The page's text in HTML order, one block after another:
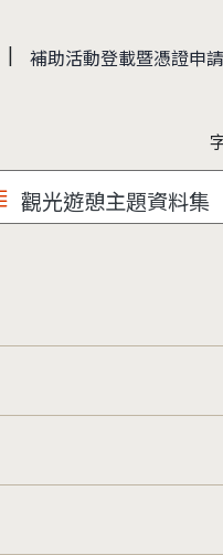
| 補助活動登載暨憑證申請
觀光遊憩主題資料集